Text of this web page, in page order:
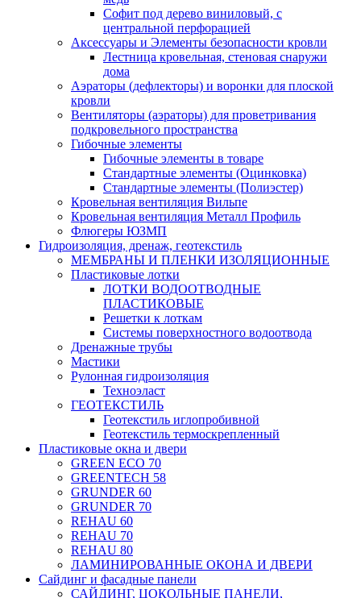
Софит под дерево виниловый, с
центральной перфорацией
Аксессуары и Элементы безопасности кровли
Лестница кровельная, стеновая снаружи
дома
Аэраторы (дефлекторы) и воронки для плоской
кровли
Вентиляторы (аэраторы) для проветривания
подкровельного пространства
Гибочные элементы
Гибочные элементы в товаре
Стандартные элементы (Оцинковка)
Стандартные элементы (Полиэстер)
Кровельная вентиляция Вильпе
Кровельная вентиляция Металл Профиль
Флюгеры ЮЗМП
Гидроизоляция, дренаж, геотекстиль
МЕМБРАНЫ И ПЛЕНКИ ИЗОЛЯЦИОННЫЕ
Пластиковые лотки
ЛОТКИ ВОДООТВОДНЫЕ
ПЛАСТИКОВЫЕ
Решетки к лоткам
Системы поверхностного водоотвода
Дренажные трубы
Мастики
Рулонная гидроизоляция
Техноэласт
ГЕОТЕКСТИЛЬ
Геотекстиль иглопробивной
Геотекстиль термоскрепленный
Пластиковые окна и двери
GREEN ECO 70
GREENTECH 58
GRUNDER 60
GRUNDER 70
REHAU 60
REHAU 70
REHAU 80
ЛАМИНИРОВАННЫЕ ОКОНА И ДВЕРИ
Сайдинг и фасадные панели
САЙДИНГ, ЦОКОЛЬНЫЕ ПАНЕЛИ,